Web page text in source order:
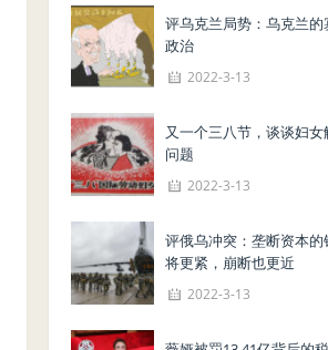
评乌克兰局势：乌克兰的
政治
2022-3-13
又一个三八节，谈谈妇女
问题
2022-3-13
评俄乌冲突：垄断资本的
将更紧，崩断也更近
2022-3-13